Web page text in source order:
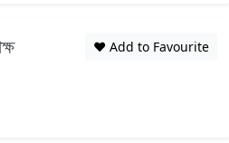
❤️ Add to Favourite